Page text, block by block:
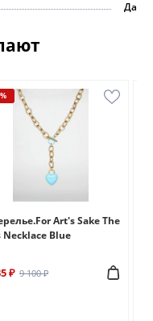
Да
Art's Sake The
Necklace Blue
₽ 9 100 ₽